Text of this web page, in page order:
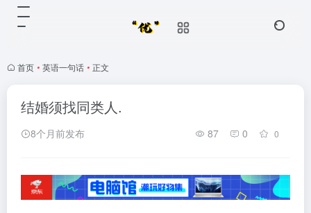
首页 • 英语一句话 • 正文
结婚须找同类人.
8个月前发布 87 0 0